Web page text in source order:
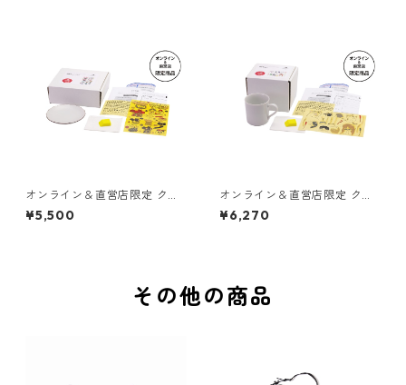
オンライン＆直営店限定 クタ
ニシール・キット 花型皿
¥5,500
オンライン＆直営店限定 クタ
ニシール・キット マグカップ
¥6,270
その他の商品